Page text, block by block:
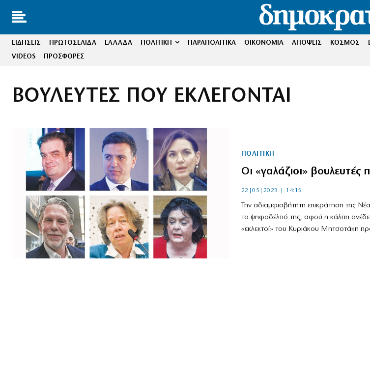
ΕΙΔΗΣΕΙΣ ΠΡΩΤΟΣΕΛΙΔΑ ΕΛΛΑΔΑ ΠΟΛΙΤΙΚΗ ΠΑΡΑΠΟΛΙΤΙΚΑ ΟΙΚΟΝΟΜΙΑ ΑΠΟΨΕΙΣ ΚΟΣΜΟΣ
VIDEOS
ΠΡΟΣΦΟΡΕΣ
ΒΟΥΛΕΥΤΕΣ ΠΟΥ ΕΚΛΕΓΟΝΤΑΙ
ΠΟΛΙΤΙΚΗ
Οι «γαλάζιοι» βουλευτές
22|05|2023 | 14:15
Την αδιαμφισβήτητη επικράτηση της
το ψηφοδέλτιό της, αφού η κάλπη
«εκλεκτοί» του Κυριάκου Μητσοτάκη